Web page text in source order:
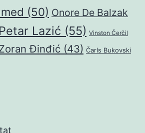
(50) Onore De Balzak
Petar Lazić (55) Vinston Čerčil
Đinđić (43) Čarls Bukovski